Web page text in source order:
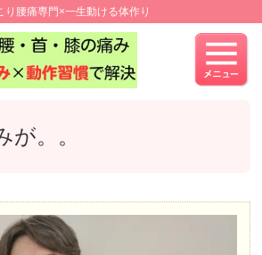
腰痛専門×一生動ける体作り
が。。